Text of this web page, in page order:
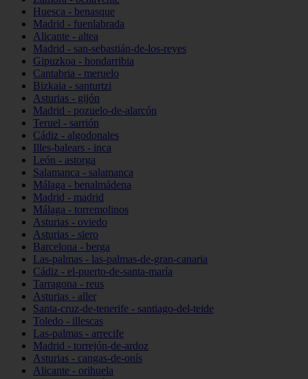
Huesca - benasque
Madrid - fuenlabrada
Alicante - altea
Madrid - san-sebastián-de-los-reyes
Gipuzkoa - hondarribia
Cantabria - meruelo
Bizkaia - santurtzi
Asturias - gijón
Madrid - pozuelo-de-alarcón
Teruel - sarrión
Cádiz - algodonales
Illes-balears - inca
León - astorga
Salamanca - salamanca
Málaga - benalmádena
Madrid - madrid
Málaga - torremolinos
Asturias - oviedo
Asturias - siero
Barcelona - berga
Las-palmas - las-palmas-de-gran-canaria
Cádiz - el-puerto-de-santa-maría
Tarragona - reus
Asturias - aller
Santa-cruz-de-tenerife - santiago-del-teide
Toledo - illescas
Las-palmas - arrecife
Madrid - torrejón-de-ardoz
Asturias - cangas-de-onís
Alicante - orihuela